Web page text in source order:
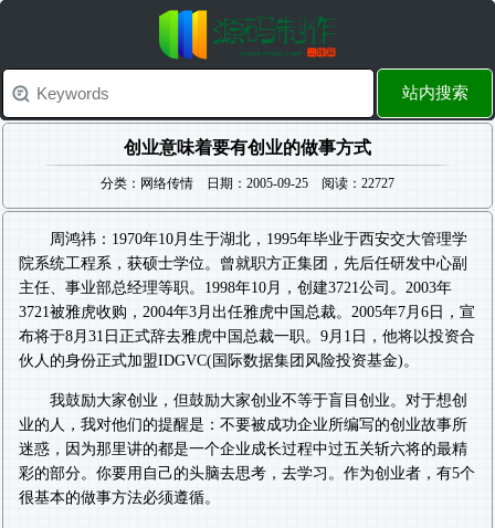
站内搜索
创业意味着要有创业的做事方式
分类：网络传情 日期：2005-09-25 阅读：22727
周鸿祎：1970年10月生于湖北，1995年毕业于西安交大管理学
院系统工程系，获硕士学位。曾就职方正集团，先后任研发中心副
主任、事业部总经理等职。1998年10月，创建3721公司。2003年
3721被雅虎收购，2004年3月出任雅虎中国总裁。2005年7月6日，宣
布将于8月31日正式辞去雅虎中国总裁一职。9月1日，他将以投资合
伙人的身份正式加盟IDGVC(国际数据集团风险投资基金)。
我鼓励大家创业，但鼓励大家创业不等于盲目创业。对于想创
业的人，我对他们的提醒是：不要被成功企业所编写的创业故事所
迷惑，因为那里讲的都是一个企业成长过程中过五关斩六将的最精
彩的部分。你要用自己的头脑去思考，去学习。作为创业者，有5个
很基本的做事方法必须遵循。